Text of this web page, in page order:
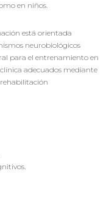
en niños.
está orientada
neurobiológicos
para el entrenamiento en
adecuados mediante